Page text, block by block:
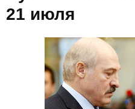
21 июля